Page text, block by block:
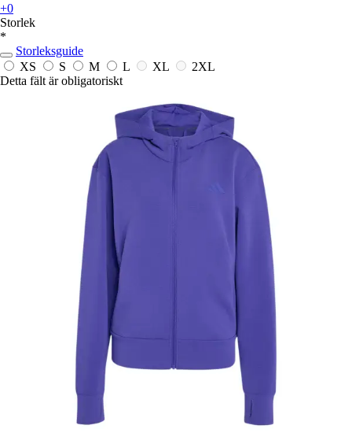
+0
Storlek
*
Storleksguide
XS
S M L XL
2XL
Detta fält är obligatoriskt